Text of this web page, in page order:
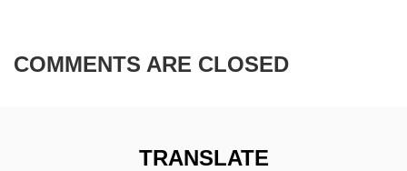
COMMENTS ARE CLOSED
TRANSLATE